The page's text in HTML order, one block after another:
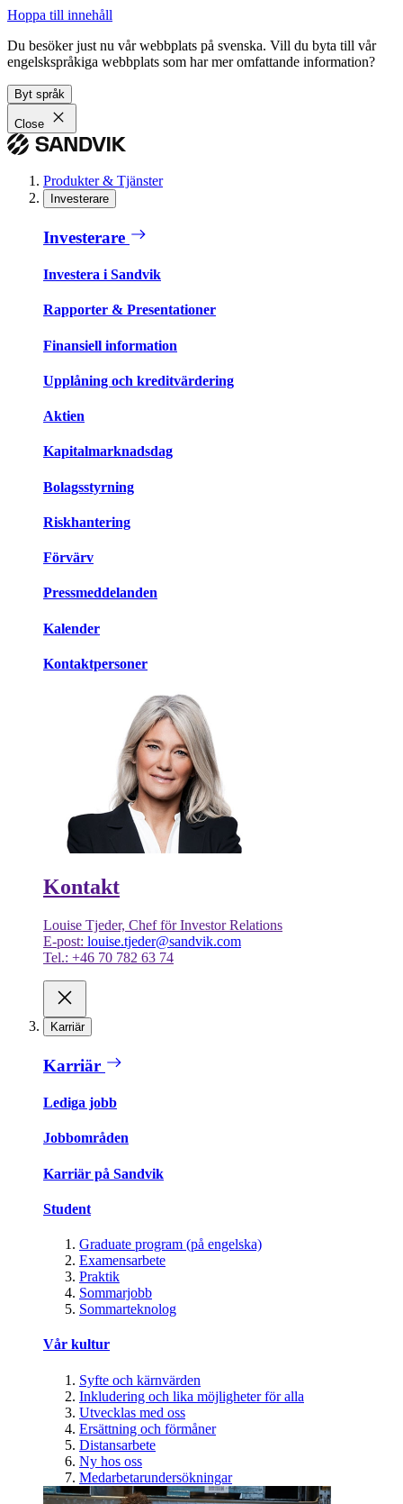
Hoppa till innehåll
Du besöker just nu vår webbplats på svenska. Vill du byta till vår
engelskspråkiga webbplats som har mer omfattande information?
Byt språk
Close
Produkter & Tjänster
Investerare
Investerare
Investera i Sandvik
Rapporter & Presentationer
Finansiell information
Upplåning och kreditvärdering
Aktien
Kapitalmarknadsdag
Bolagsstyrning
Riskhantering
Förvärv
Pressmeddelanden
Kalender
Kontaktpersoner
Kontakt
Louise Tjeder, Chef för Investor Relations
E-post: louise.tjeder@sandvik.com
Tel.: +46 70 782 63 74
Karriär
Karriär
Lediga jobb
Jobbområden
Karriär på Sandvik
Student
Graduate program (på engelska)
Examensarbete
Praktik
Sommarjobb
Sommarteknolog
Vår kultur
Syfte och kärnvärden
Inkludering och lika möjligheter för alla
Utvecklas med oss
Ersättning och förmåner
Distansarbete
Ny hos oss
Medarbetarundersökningar